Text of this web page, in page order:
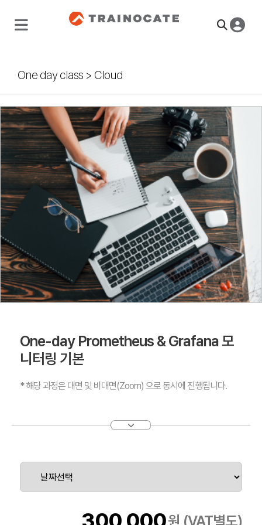
One day class > Cloud
One-day Prometheus & Grafana 모
니터링 기본
* 해당 과정은 대면 및 비대면(Zoom) 으로 동시에 진행됩니다.
Prometheus 와 Grafana 를 활용하여 클라우드 리소스를 모니터링
원 (VAT별도)